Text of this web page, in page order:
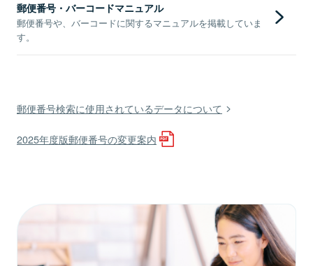
郵便番号・バーコードマニュアル
郵便番号や、バーコードに関するマニュアルを掲載していま
す。
郵便番号検索に使用されているデータについて
2025年度版郵便番号の変更案内